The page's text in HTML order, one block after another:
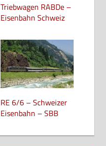
Triebwagen RABDe –
Eisenbahn Schweiz
RE 6/6 – Schweizer
Eisenbahn – SBB